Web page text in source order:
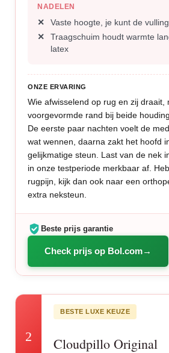
NADELEN
Vaste hoogte, je kunt de
Traagschuim houdt warmte
latex
ONZE ERVARING
Wie afwisselend op rug en zij draait,
voorgevormde rand bij beide
De eerste paar nachten voelt de
wat wennen, daarna zakt het hoofd
gelijkmatige steun. Last van de nek
in onze testperiode merkbaar af.
rugpijn, kijk dan ook naar een
extra neksteun.
Beste prijs garantie
Check prijs op Bol.com
2
BESTE LUXE KEUZE
Cloudpillo Original